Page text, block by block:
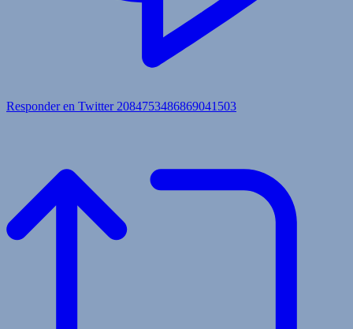
Responder en Twitter 2084753486869041503